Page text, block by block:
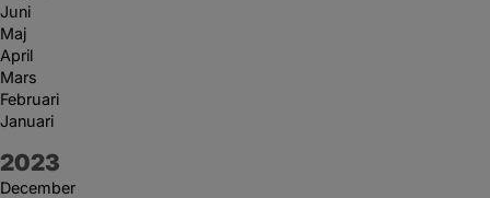
Juni
Maj
April
Mars
Februari
Januari
År:
2023
December